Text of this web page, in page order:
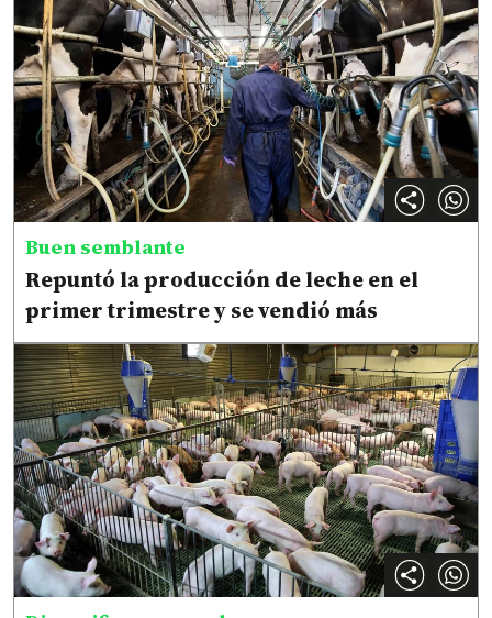
Buen semblante
Repuntó la producción de leche en el
primer trimestre y se vendió más